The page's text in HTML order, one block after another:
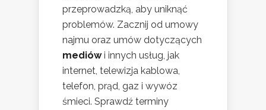
przeprowadzką, aby uniknąć
problemów. Zacznij od umowy
najmu oraz umów dotyczących
mediówi innych usług, jak
internet, telewizja kablowa,
telefon, prąd, gaz i wywóz
śmieci. Sprawdź terminy